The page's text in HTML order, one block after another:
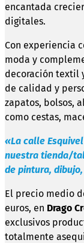
encantada
digitales.
Con experiencia
moda y
decoración textil
de calidad y
zapatos, bolsos,
como cestas,
«La calle
nuestra tienda/
de pintura,
El precio medio
euros, en Drago
exclusivos
totalmente